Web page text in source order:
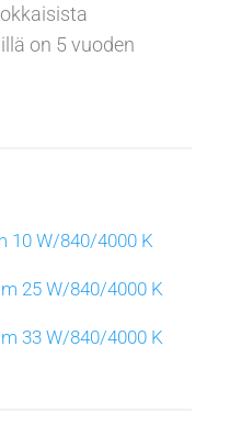
on 5 vuoden
10 W/840/4000 K
25 W/840/4000 K
33 W/840/4000 K